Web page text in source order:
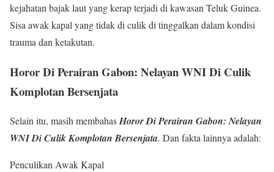
kejahatan bajak laut yang kerap terjadi di kawasan Teluk Guinea.
Sisa awak kapal yang tidak di culik di tinggalkan dalam kondisi
trauma dan ketakutan.
Horor Di Perairan Gabon: Nelayan WNI Di Culik
Komplotan Bersenjata
Selain itu, masih membahasHoror Di Perairan Gabon: Nelayan
WNI Di Culik Komplotan Bersenjata. Dan fakta lainnya adalah:
Penculikan Awak Kapal